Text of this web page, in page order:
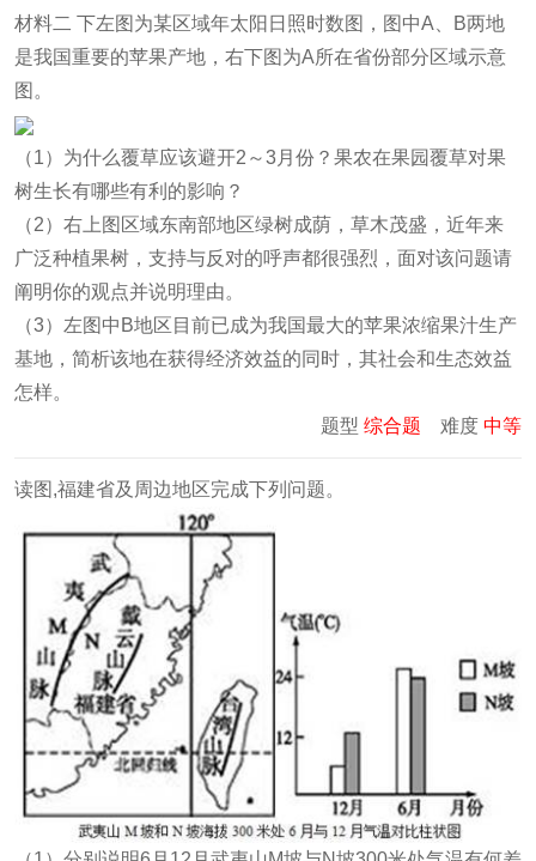
材料二 下左图为某区域年太阳日照时数图，图中A、B两地
是我国重要的苹果产地，右下图为A所在省份部分区域示意
图。
（1）为什么覆草应该避开2～3月份？果农在果园覆草对果
树生长有哪些有利的影响？
（2）右上图区域东南部地区绿树成荫，草木茂盛，近年来
广泛种植果树，支持与反对的呼声都很强烈，面对该问题请
阐明你的观点并说明理由。
（3）左图中B地区目前已成为我国最大的苹果浓缩果汁生产
基地，简析该地在获得经济效益的同时，其社会和生态效益
怎样。
题型 综合题 难度 中等
读图,福建省及周边地区完成下列问题。